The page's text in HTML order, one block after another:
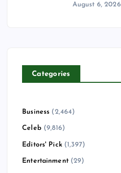
August 6, 2026
Categories
Business (2,464)
Celeb (9,816)
Editors' Pick(1,397)
Entertainment(29)